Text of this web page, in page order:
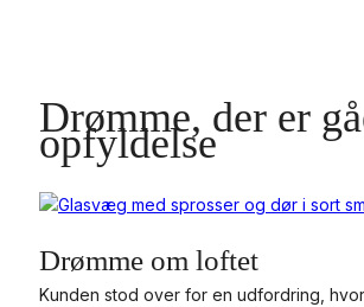
Drømme, der er
opfyldelse
Drømme om loftet
Kunden stod over for en udfordring,